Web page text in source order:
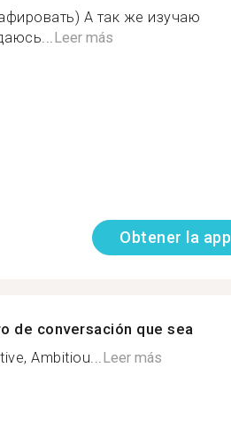
А так же изучаю
Leer más
Obtener la app
de conversación que sea
Ambitiou...Leer más